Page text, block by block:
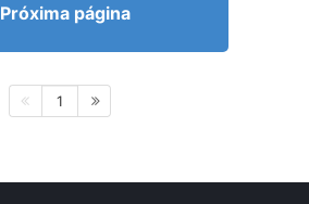
Próxima página
1